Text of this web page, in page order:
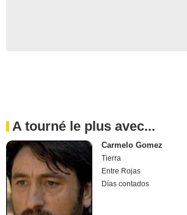
A tourné le plus avec...
Carmelo Gomez
Tierra
Entre Rojas
Días contados